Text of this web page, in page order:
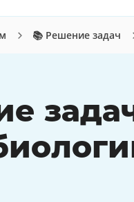
📚 Решение задач